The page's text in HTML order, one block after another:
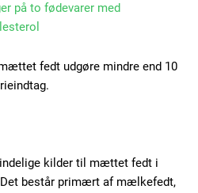
på to fødevarer med
fedt udgøre mindre end 10
kilder til mættet fedt i
består primært af mælkefedt,